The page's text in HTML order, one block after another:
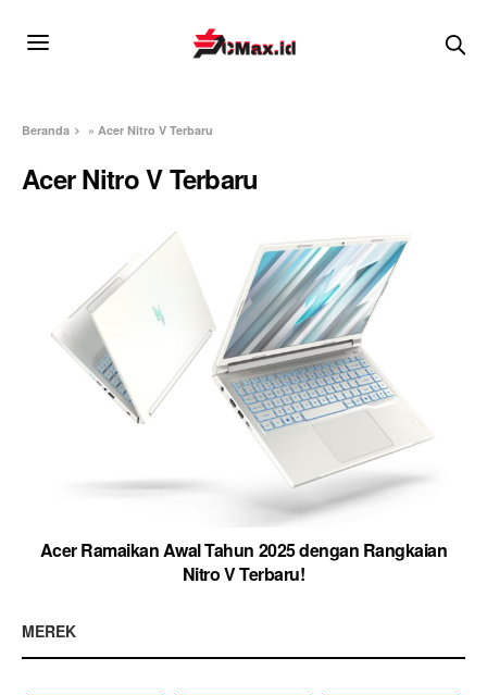
Beranda » Acer Nitro V Terbaru
Acer Nitro V Terbaru
Acer Ramaikan Awal Tahun 2025 dengan Rangkaian
Nitro V Terbaru!
MEREK